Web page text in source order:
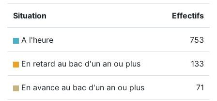
Situation Effectifs
A l'heure 753
En retard au bac d'un an ou plus 133
En avance au bac d'un an ou plus 71